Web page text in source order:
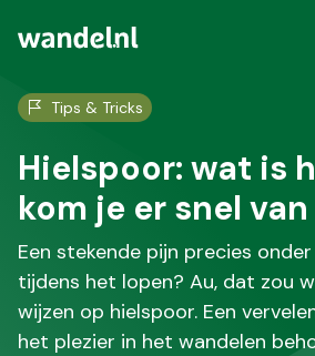
Tips & Tricks
Hielspoor: wat is
kom je er snel
Een stekende pijn precies
tijdens het lopen? Au, dat zou
wijzen op hielspoor. Een
het plezier in het wandelen